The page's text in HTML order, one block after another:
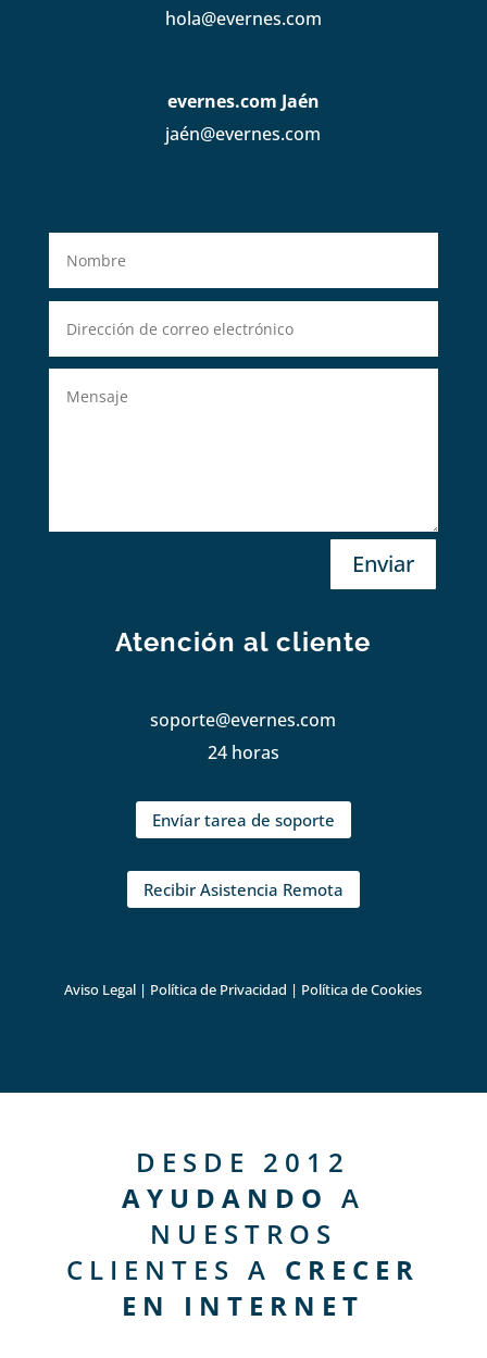
hola@evernes.com
evernes.com Jaén
jaén@evernes.com
Enviar
Atención al cliente
soporte@evernes.com
24 horas
Envíar tarea de soporte
Recibir Asistencia Remota
Aviso Legal | Política de Privacidad | Política de Cookies
DESDE 2012
AYUDANDO A
NUESTROS
CLIENTES A CRECER
EN INTERNET